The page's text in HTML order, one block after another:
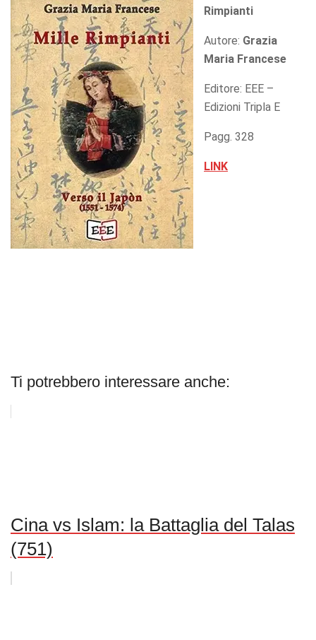
Rimpianti
Autore: Grazia
Maria Francese
Editore: EEE –
Edizioni Tripla E
Pagg. 328
LINK
Ti potrebbero interessare anche:
Cina vs Islam: la Battaglia del Talas
(751)